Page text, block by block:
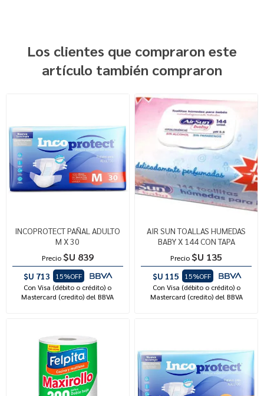
Los clientes que compraron este
artículo también compraron
INCOPROTECT PAÑAL ADULTO
M X 30
Precio $U 839
$U 713
15%OFF
Con Visa (débito o crédito) o
Mastercard (credito) del BBVA
AIR SUN TOALLAS HUMEDAS
BABY X 144 CON TAPA
Precio $U 135
$U 115
15%OFF
Con Visa (débito o crédito) o
Mastercard (credito) del BBVA